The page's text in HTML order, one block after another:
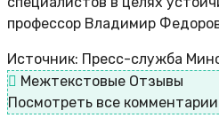
профессор Владимир
Источник: Пресс-служба
Межтекстовые Отзывы
Посмотреть все комментарии